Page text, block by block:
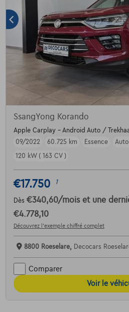
SsangYong Korando
Apple Carplay - Android Auto /
09/2022
60.725 km Essence
120 kW ( 163 CV )
€17.750 1
Dès €340,60/mois et une
€4.778,10
Découvrez l’exemple chiffré complet
8800 Roeselare, Decocars
Comparer
Voir le